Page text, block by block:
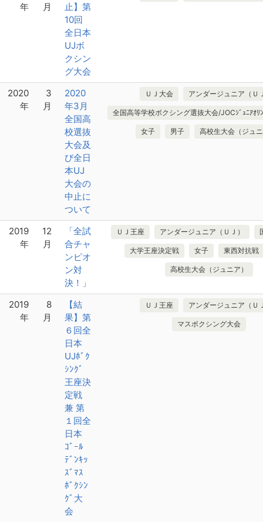
年
月
止】第
10回
全日本
UJボ
クシン
グ大会
2020
年
3
月
2020
年3月
全国高
校選抜
大会及
び全日
本UJ
大会の
中止に
ついて
ＵＪ大会 アンダージュニア（Ｕ
全国高等学校ボクシング選抜大会/JOCｼﾞｭﾆｱｵﾘ
女子 男子 高校生大会（ジュ
2019
年
12
月
「全試
合チャ
ンピオ
ン対
決！」
ＵＪ王座 アンダージュニア（ＵＪ）
大学王座決定戦 女子 東西対抗戦
高校生大会（ジュニア）
2019
年
8
月
【結
果】第
６回全
日本
UJﾎﾞｸ
ｼﾝｸﾞ
王座決
定戦
兼 第
１回全
日本
ｺﾞｰﾙ
ﾃﾞﾝｷｯ
ｽﾞﾏｽ
ﾎﾞｸｼﾝ
ｸﾞ大
会
ＵＪ王座 アンダージュニア（Ｕ
マスボクシング大会